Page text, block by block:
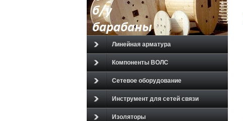
Линейная арматура
Компоненты ВОЛС
Сетевое оборудование
Инструмент для сетей связи
Изоляторы